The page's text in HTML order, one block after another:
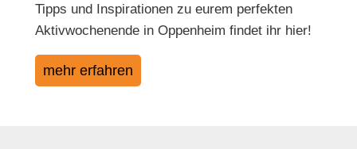
Tipps und Inspirationen zu eurem perfekten
Aktivwochenende in Oppenheim findet ihr hier!
mehr erfahren